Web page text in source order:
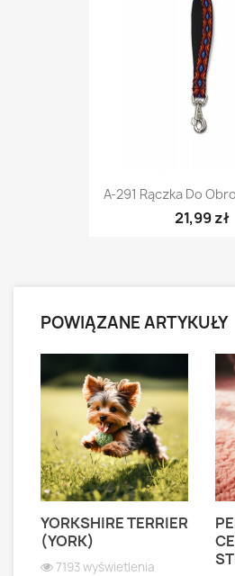
A-291 Rączka Do
21,99 zł
POWIĄZANE ARTYKUŁY
YORKSHIRE TERRIER
(YORK)
7193 wyświetlenia